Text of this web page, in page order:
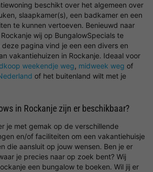
beschikt over het algemeen over
slaapkamer(s), een badkamer en een
te kunnen vertoeven. Benieuwd naar
wij op BungalowSpecials te
pagina vind je een een divers en
vakantiehuizen in Rockanje. Ideaal voor
weekendje weg, midweek weg of
of het buitenland wilt met je
in Rockanje zijn er beschikbaar?
je met gemak op de verschillende
en/of faciliteiten om een vakantiehuisje
die aansluit op jouw wensen. Ben je er
je precies naar op zoek bent? Wij
een bungalow te boeken. Wil jij er